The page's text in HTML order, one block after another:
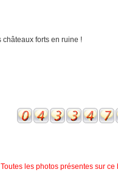
Toutes les photos présentes sur